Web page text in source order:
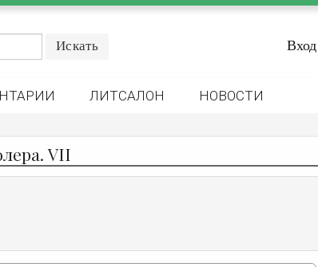
Вход
ЛИТСАЛОН НОВОСТИ
VII